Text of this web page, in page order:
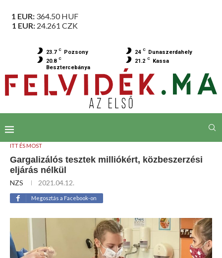
1 EUR: 364.50HUF
1 EUR: 24.261 CZK
23.7 C Pozsony 24 C
Dunaszerdahely
20.8 C
Besztercebánya
21.2 C Kassa
ITT ÉS MOST
Gargalizálós tesztek milliókért, közbeszerzési
eljárás nélkül
NZS 2021.04.12.
Megosztás a Facebook-on